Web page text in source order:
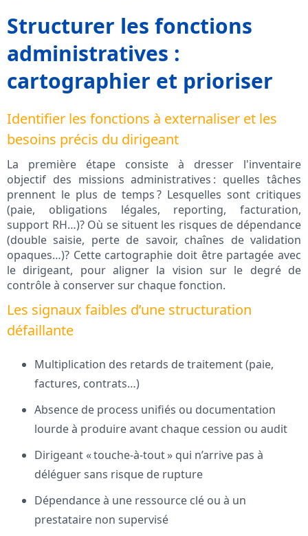
Structurer les fonctions
administratives :
cartographier et prioriser
Identifier les fonctions à externaliser et les
besoins précis du dirigeant
La première étape consiste à dresser l'inventaire
objectif des missions administratives : quelles tâches
prennent le plus de temps ? Lesquelles sont critiques
(paie, obligations légales, reporting, facturation,
support RH…)? Où se situent les risques de dépendance
(double saisie, perte de savoir, chaînes de validation
opaques…)? Cette cartographie doit être partagée avec
le dirigeant, pour aligner la vision sur le degré de
contrôle à conserver sur chaque fonction.
Les signaux faibles d’une structuration
défaillante
Multiplication des retards de traitement (paie,
factures, contrats…)
Absence de process unifiés ou documentation
lourde à produire avant chaque cession ou audit
Dirigeant « touche-à-tout » qui n’arrive pas à
déléguer sans risque de rupture
Dépendance à une ressource clé ou à un
prestataire non supervisé